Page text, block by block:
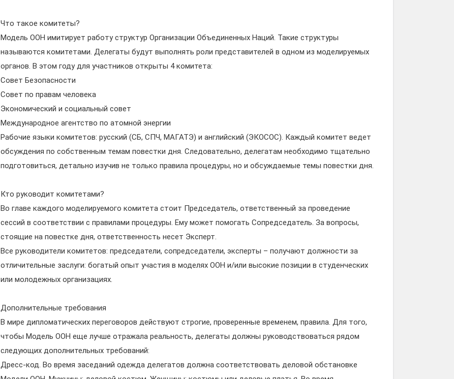
Что такое комитеты?
Модель ООН имитирует работу структур Организации Объединенных Наций. Такие структуры
называются комитетами. Делегаты будут выполнять роли представителей в одном из моделируемых
органов. В этом году для участников открыты 4 комитета:
Совет Безопасности
Совет по правам человека
Экономический и социальный совет
Международное агентство по атомной энергии
Рабочие языки комитетов: русский (СБ, СПЧ, МАГАТЭ) и английский (ЭКОСОС). Каждый комитет ведет
обсуждения по собственным темам повестки дня. Следовательно, делегатам необходимо тщательно
подготовиться, детально изучив не только правила процедуры, но и обсуждаемые темы повестки дня.
Кто руководит комитетами?
Во главе каждого моделируемого комитета стоит Председатель, ответственный за проведение
сессий в соответствии с правилами процедуры. Ему может помогать Сопредседатель. За вопросы,
стоящие на повестке дня, ответственность несет Эксперт.
Все руководители комитетов: председатели, сопредседатели, эксперты – получают должности за
отличительные заслуги: богатый опыт участия в моделях ООН и/или высокие позиции в студенческих
или молодежных организациях.
Дополнительные требования
В мире дипломатических переговоров действуют строгие, проверенные временем, правила. Для того,
чтобы Модель ООН еще лучше отражала реальность, делегаты должны руководствоваться рядом
следующих дополнительных требований:
Дресс-код. Во время заседаний одежда делегатов должна соответствовать деловой обстановке